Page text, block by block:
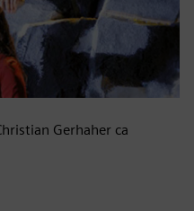
Gerhaher ca